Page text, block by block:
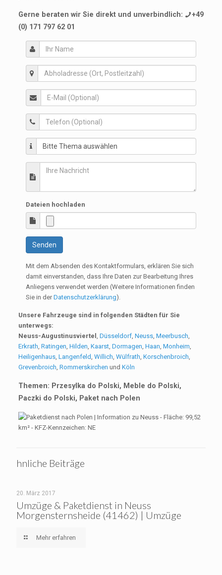
Gerne beraten wir Sie direkt und unverbindlich:
+49
(0) 171 797 62 01
Dateien hochladen
Senden
Mit dem Absenden des Kontaktformulars, erklären Sie sich
damit einverstanden, dass Ihre Daten zur Bearbeitung Ihres
Anliegens verwendet werden (Weitere Informationen finden
Sie in derDatenschutzerklärung).
Unsere Fahrzeuge sind in folgenden Städten für Sie
unterwegs:
Neuss-Augustinusviertel , Düsseldorf, Neuss, Meerbusch,
Erkrath, Ratingen, Hilden, Kaarst, Dormagen, Haan, Monheim,
Heiligenhaus, Langenfeld, Willich, Wülfrath, Korschenbroich,
Grevenbroich, Rommerskirchen und Köln
Themen: Przesylka do Polski, Meble do Polski,
Paczki do Polski, Paket nach Polen
hnliche Beiträge
20. März 2017
Umzüge & Paketdienst in Neuss
Morgensternsheide (41462) | Umzüge
Mehr erfahren